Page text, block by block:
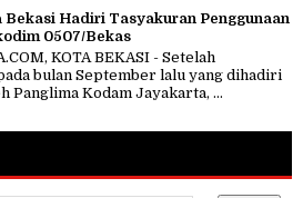
Bekasi Hadiri Tasyakuran Penggunaan
0507/Bekas
KOTA BEKASI - Setelah
bulan September lalu yang dihadiri
Panglima Kodam Jayakarta, ...